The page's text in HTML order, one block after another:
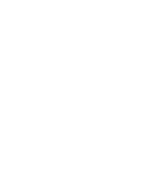
verboten. Ausnahmen von diesen
die Pflicht, Gehwege zu
gegen die Straßenverkehrs-
einem Verkehrsschild feststellen,